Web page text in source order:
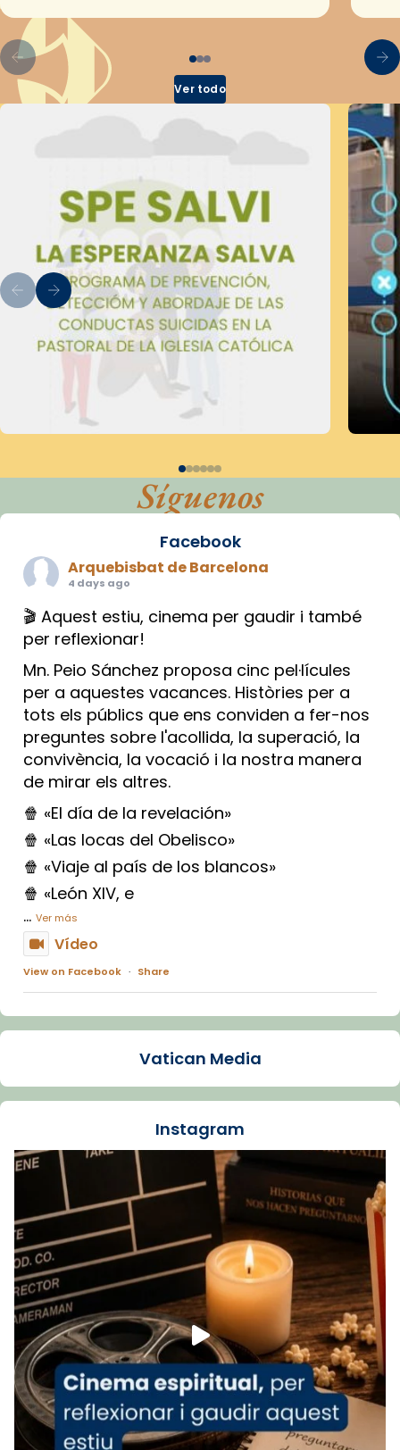
Ver todo
Síguenos
Facebook
Arquebisbat de Barcelona
4 days ago
🎬 Aquest estiu, cinema per gaudir i també
per reflexionar!
Mn. Peio Sánchez proposa cinc pel·lícules
per a aquestes vacances. Històries per a
tots els públics que ens conviden a fer-nos
preguntes sobre l'acollida, la superació, la
convivència, la vocació i la nostra manera
de mirar els altres.
🍿 «El día de la revelación»
🍿 «Las locas del Obelisco»
🍿 «Viaje al país de los blancos»
🍿 «León XIV, e
... Ver más
Vídeo
View on Facebook · Share
Arquebisbat de Barcelona
La Carmina va patir depressió. Fa gairebé
dos mesos, a l'Estadi Lluís Companys, la
Recupera l'entrevista comp
Vatican
tican News 👇
www.vaticannews.va/es/iglesia/news/2026-
07/carmina-historia-depresion-papa-viaje-
espana-testimoni...
Foto
View on Facebook · Share
Arquebisbat de Barcelona
2 weeks ago
«Avui les santes Juliana i Semproniana ens
ajuden a alçar la mirada»
Vatican Media
Instagram